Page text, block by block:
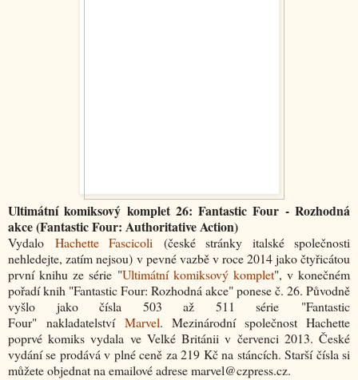
Ultimátní komiksový komplet 26: Fantastic Four - Rozhodná
akce (Fantastic Four: Authoritative Action)
Vydalo Hachette Fascicoli (české stránky italské společnosti
nehledejte, zatím nejsou) v pevné vazbě v roce 2014 jako čtyřicátou
první knihu ze série "Ultimátní komiksový komplet", v konečném
pořadí knih "Fantastic Four: Rozhodná akce" ponese č. 26. Původně
vyšlo jako čísla 503 až 511 série "Fantastic
Four" nakladatelství Marvel. Mezinárodní společnost Hachette
poprvé komiks vydala ve Velké Británii v červenci 2013. České
vydání se prodává v plné ceně za 219 Kč na stáncích. Starší čísla si
můžete objednat na emailové adrese marvel@czpress.cz.